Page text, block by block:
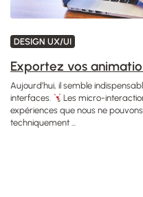
DESIGN UX/UI
Exportez vos
Aujourd’hui, il semble
interfaces.
Les micro-
expériences que nous ne
techniquement ...